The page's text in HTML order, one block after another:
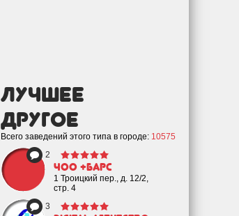
лучшее
Другое
Всего заведений этого типа в городе: 10575
2
ЧОО +Барс
1 Троицкий пер., д. 12/2,
стр. 4
3